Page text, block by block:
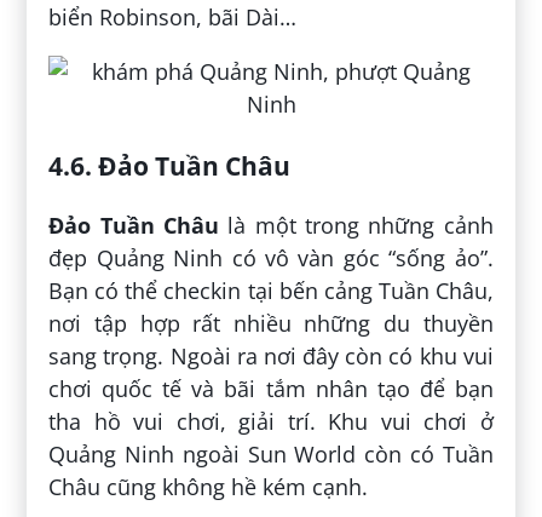
biển Robinson, bãi Dài…
4.6. Đảo Tuần Châu
Đảo Tuần Châu là một trong những cảnh
đẹp Quảng Ninh có vô vàn góc “sống ảo”.
Bạn có thể checkin tại bến cảng Tuần Châu,
nơi tập hợp rất nhiều những du thuyền
sang trọng. Ngoài ra nơi đây còn có khu vui
chơi quốc tế và bãi tắm nhân tạo để bạn
tha hồ vui chơi, giải trí. Khu vui chơi ở
Quảng Ninh ngoài Sun World còn có Tuần
Châu cũng không hề kém cạnh.